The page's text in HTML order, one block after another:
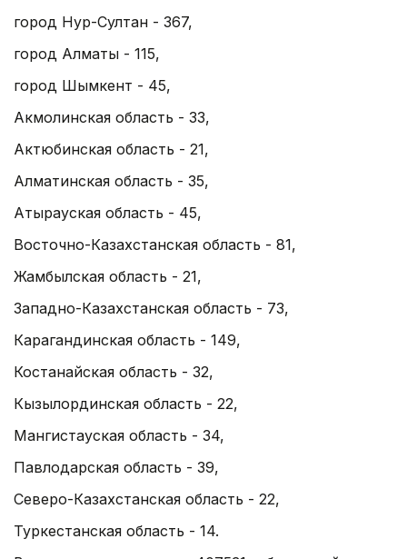
город Нур-Султан - 367,
город Алматы - 115,
город Шымкент - 45,
Акмолинская область - 33,
Актюбинская область - 21,
Алматинская область - 35,
Атырауская область - 45,
Восточно-Казахстанская область - 81,
Жамбылская область - 21,
Западно-Казахстанская область - 73,
Карагандинская область - 149,
Костанайская область - 32,
Кызылординская область - 22,
Мангистауская область - 34,
Павлодарская область - 39,
Северо-Казахстанская область - 22,
Туркестанская область - 14.